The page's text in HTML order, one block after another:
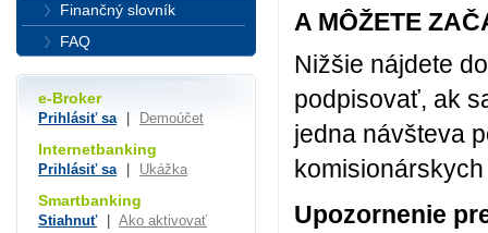
A MÔŽETE
Nižšie nájdete
podpisovať, ak
jedna návšteva
Upozornenie
Finančný slovník
FAQ
e-Broker
Prihlásiť sa Demoúčet
Internetbanking
Prihlásiť sa Ukážka
Smartbanking
Stiahnuť Ako aktivovať